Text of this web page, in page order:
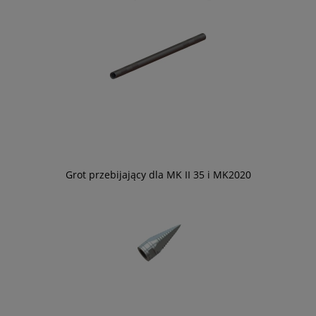
Grot przebijający dla MK II 35 i MK2020